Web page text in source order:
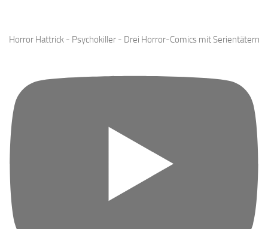
Horror Hattrick - Psychokiller - Drei Horror-Comics mit Serientätern